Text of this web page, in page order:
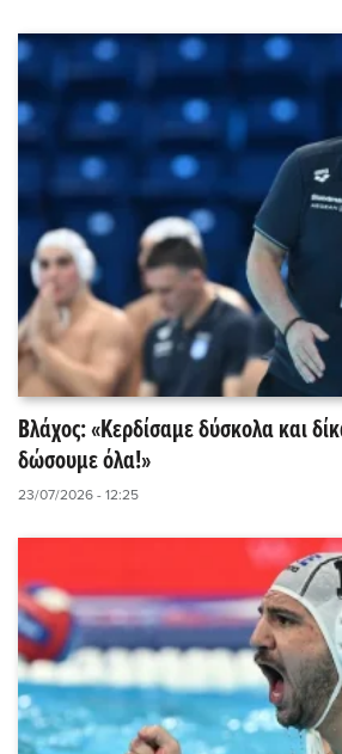
Βλάχος: «Κερδίσαμε δύσκολα και
δώσουμε όλα!»
23/07/2026 - 12:25